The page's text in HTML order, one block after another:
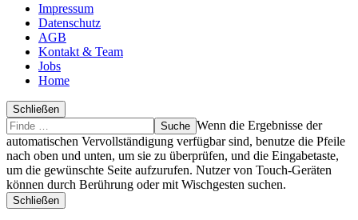
Impressum
Datenschutz
AGB
Kontakt & Team
Jobs
Home
Schließen
Suche
Finde
…
Wenn die Ergebnisse der
automatischen Vervollständigung verfügbar sind, benutze die Pfeile
nach oben und unten, um sie zu überprüfen, und die Eingabetaste,
um die gewünschte Seite aufzurufen. Nutzer von Touch-Geräten
können durch Berührung oder mit Wischgesten suchen.
Schließen